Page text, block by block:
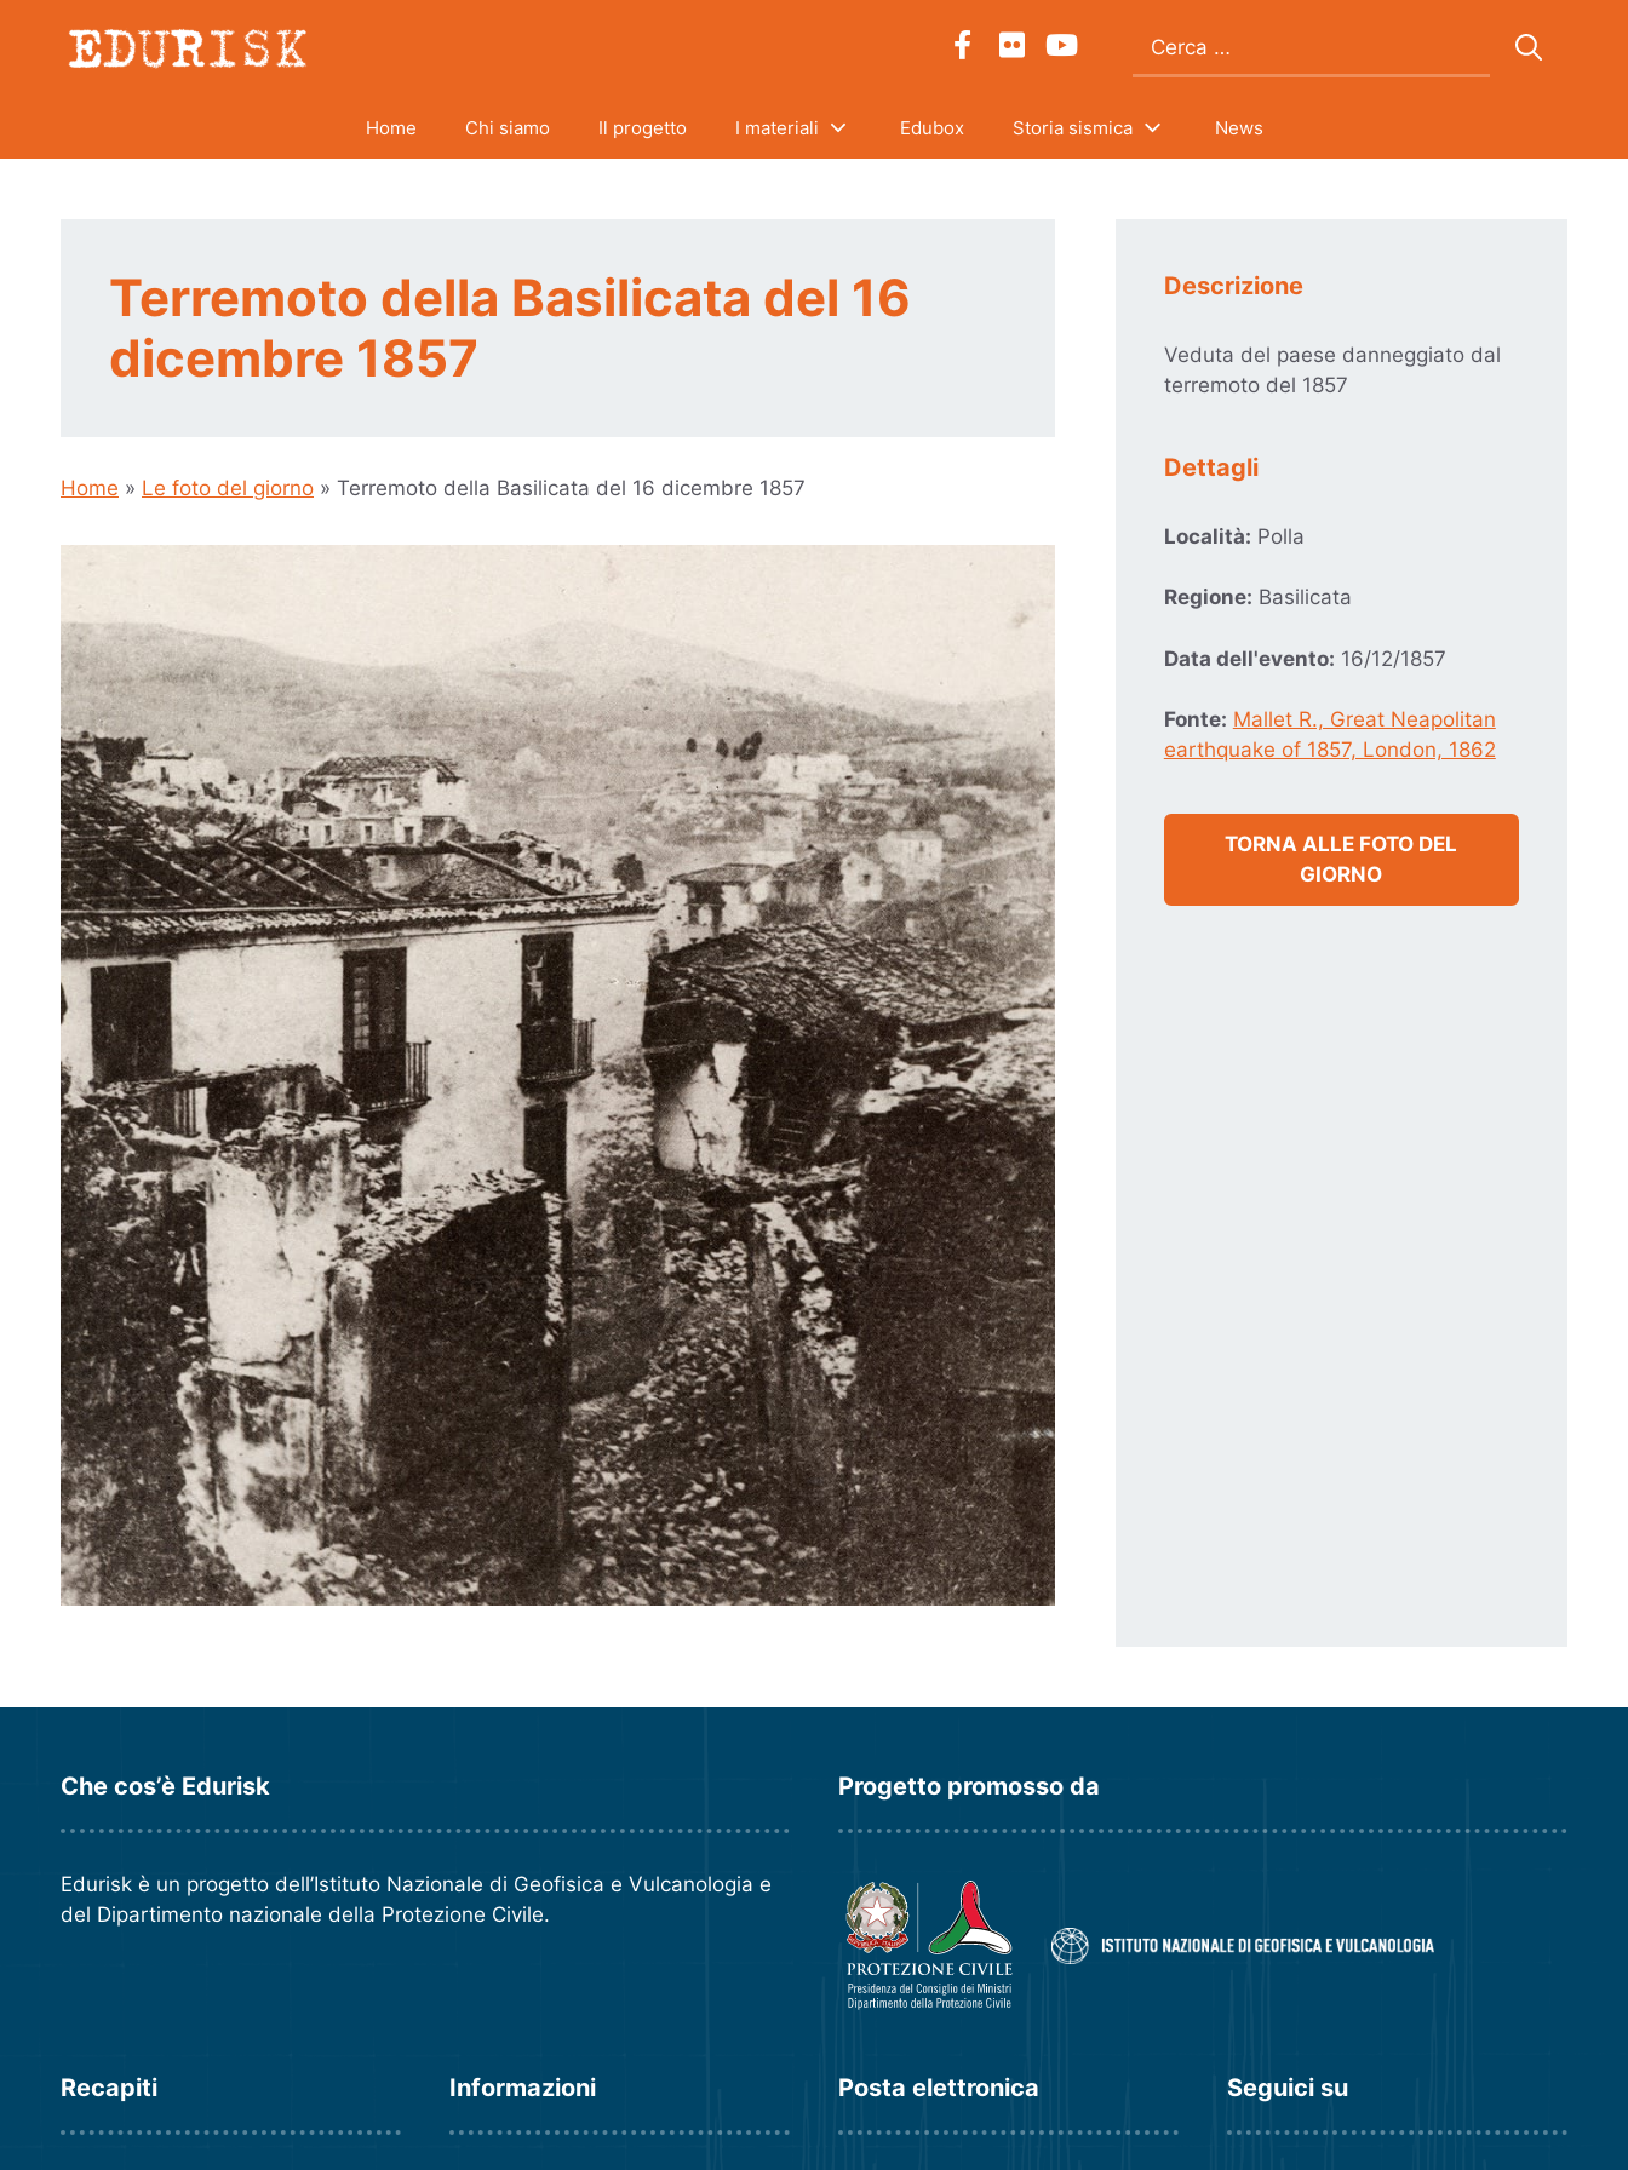
contenuto
per:
Home Chi siamo Il progetto I materiali Edubox Storia sismica News
Terremoto della Basilicata del 16
dicembre 1857
Home » Le foto del giorno » Terremoto della Basilicata del 16 dicembre 1857
Descrizione
Veduta del paese danneggiato dal
terremoto del 1857
Dettagli
Località: Polla
Regione: Basilicata
Data dell'evento: 16/12/1857
Fonte: Mallet R., Great Neapolitan
earthquake of 1857, London, 1862
TORNA ALLE FOTO DEL
GIORNO
Che cos’è Edurisk
Edurisk è un progetto dell’Istituto Nazionale di Geofisica e Vulcanologia e
del Dipartimento nazionale della Protezione Civile.
Progetto promosso da
Recapiti Informazioni Posta elettronica Seguici su